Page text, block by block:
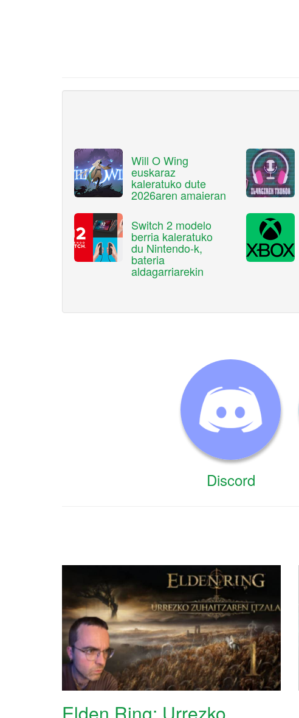
Will O Wing
euskaraz
kaleratuko dute
2026aren amaieran
Switch 2 modelo
berria kaleratuko
du Nintendo-k,
bateria
aldagarriarekin
Discord
Elden Ring: Urrezko